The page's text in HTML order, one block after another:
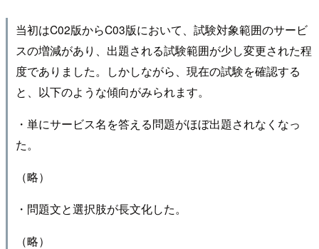
当初はC02版からC03版において、試験対象範囲のサービ
スの増減があり、出題される試験範囲が少し変更された程
度でありました。しかしながら、現在の試験を確認する
と、以下のような傾向がみられます。
・単にサービス名を答える問題がほぼ出題されなくなっ
た。
（略）
・問題文と選択肢が長文化した。
（略）